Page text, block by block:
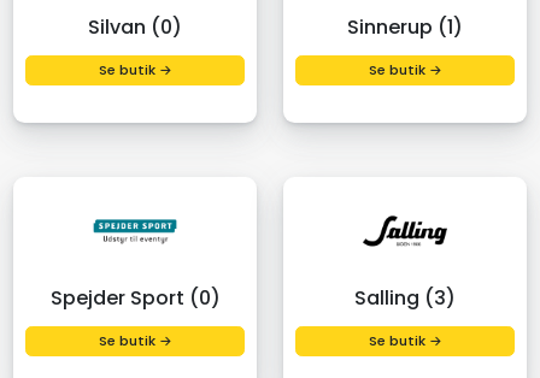
Silvan (0)
Se butik →
Sinnerup (1)
Se butik →
Spejder Sport (0)
Se butik →
Salling (3)
Se butik →